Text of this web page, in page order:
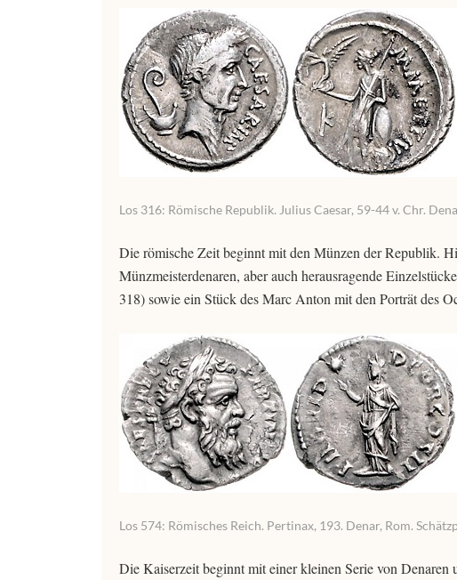
Los 316: Römische Republik. Julius Caesar, 59-44 v. Chr.
Die römische Zeit beginnt mit den Münzen der Republik.
Münzmeisterdenaren, aber auch herausragende
318) sowie ein Stück des Marc Anton mit den Porträt des
Los 574: Römisches Reich. Pertinax, 193. Denar, Rom.
Die Kaiserzeit beginnt mit einer kleinen Serie von